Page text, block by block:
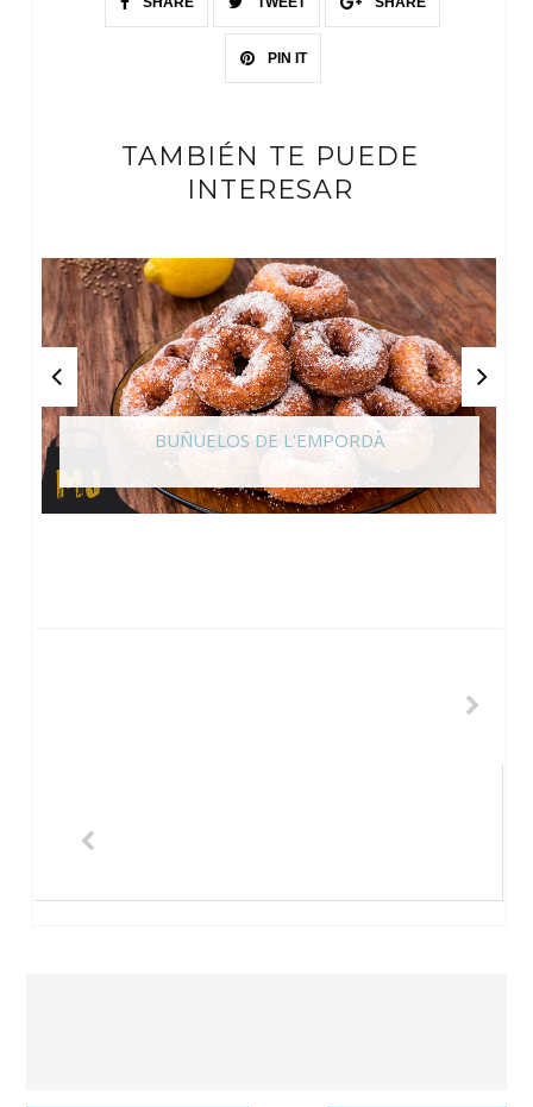
PIN IT
TAMBIÉN TE PUEDE
INTERESAR
BUÑUELOS DE L'EMPORDÀ